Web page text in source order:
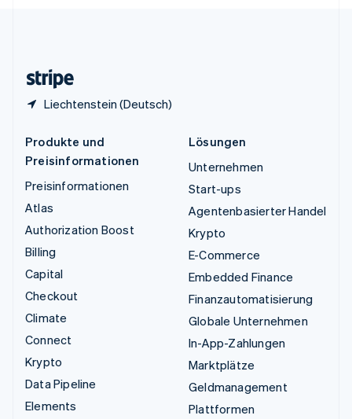
Jetzt ansehen
Liechtenstein (Deutsch)
Produkte und
Preisinformationen
Preisinformationen
Atlas
Authorization Boost
Billing
Capital
Checkout
Climate
Connect
Krypto
Data Pipeline
Elements
Lösungen
Unternehmen
Start-ups
Agentenbasierter Handel
Krypto
E-Commerce
Embedded Finance
Finanzautomatisierung
Globale Unternehmen
In-App-Zahlungen
Marktplätze
Geldmanagement
Plattformen